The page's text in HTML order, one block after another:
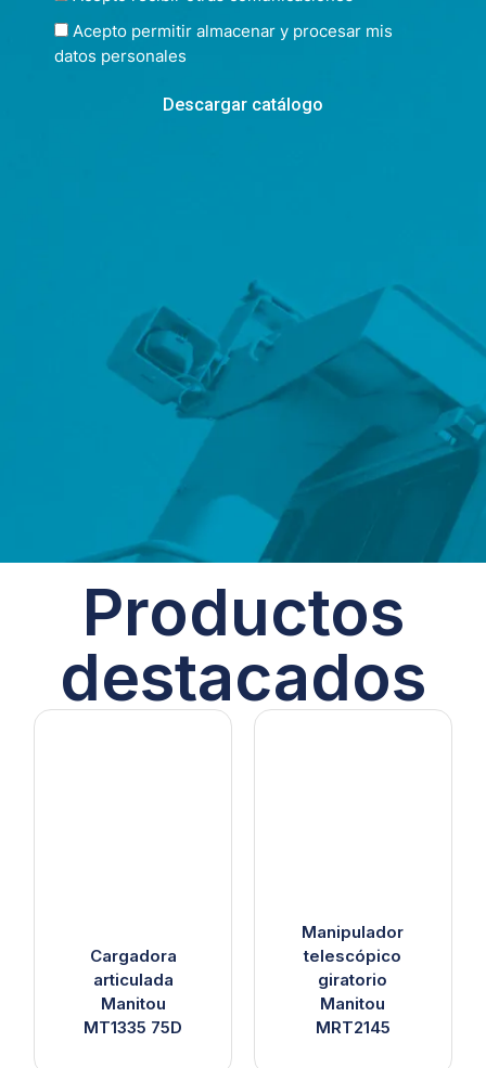
Acepto permitir almacenar y procesar mis
datos personales
Descargar catálogo
Productos
destacados
Cargadora
articulada
Manitou
MT1335 75D
Manipulador
telescópico
giratorio
Manitou
MRT2145